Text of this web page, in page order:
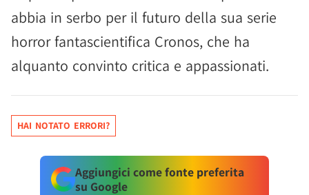
abbia in serbo per il futuro della sua serie
horror fantascientifica Cronos, che ha
alquanto convinto critica e appassionati.
HAI NOTATO ERRORI?
Aggiungici come fonte preferita
su Google